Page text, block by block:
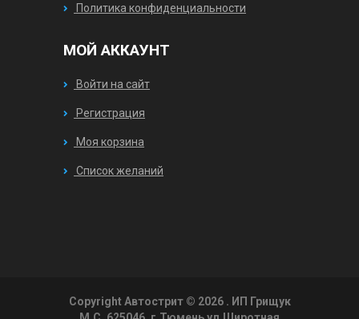
Политика конфиденциальности
МОЙ АККАУНТ
Войти на сайт
Регистрация
Моя корзина
Список желаний
Copyright Автострит © 2026 . ИП Грищук